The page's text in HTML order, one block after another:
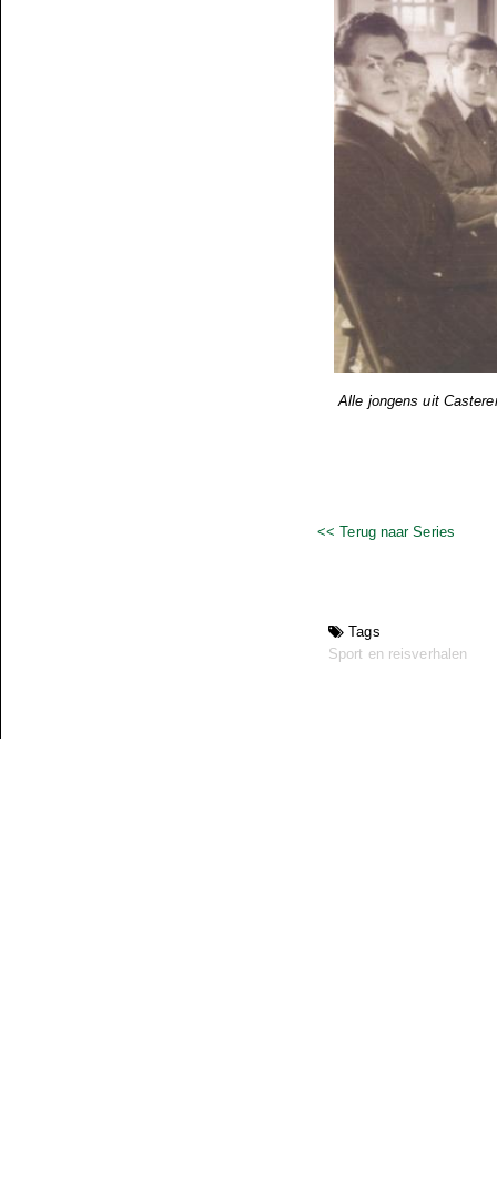
Alle jongens uit
<< Terug naar Series
Tags
Sport en reisverhalen